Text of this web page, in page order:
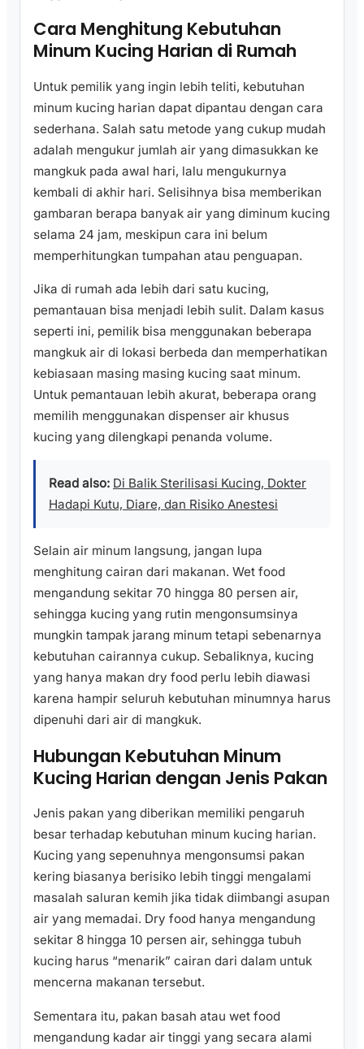
Cara Menghitung Kebutuhan
Minum Kucing Harian di Rumah
Untuk pemilik yang ingin lebih teliti, kebutuhan
minum kucing harian dapat dipantau dengan cara
sederhana. Salah satu metode yang cukup mudah
adalah mengukur jumlah air yang dimasukkan ke
mangkuk pada awal hari, lalu mengukurnya
kembali di akhir hari. Selisihnya bisa memberikan
gambaran berapa banyak air yang diminum kucing
selama 24 jam, meskipun cara ini belum
memperhitungkan tumpahan atau penguapan.
Jika di rumah ada lebih dari satu kucing,
pemantauan bisa menjadi lebih sulit. Dalam kasus
seperti ini, pemilik bisa menggunakan beberapa
mangkuk air di lokasi berbeda dan memperhatikan
kebiasaan masing masing kucing saat minum.
Untuk pemantauan lebih akurat, beberapa orang
memilih menggunakan dispenser air khusus
kucing yang dilengkapi penanda volume.
Read also: Di Balik Sterilisasi Kucing, Dokter
Hadapi Kutu, Diare, dan Risiko Anestesi
Selain air minum langsung, jangan lupa
menghitung cairan dari makanan. Wet food
mengandung sekitar 70 hingga 80 persen air,
sehingga kucing yang rutin mengonsumsinya
mungkin tampak jarang minum tetapi sebenarnya
kebutuhan cairannya cukup. Sebaliknya, kucing
yang hanya makan dry food perlu lebih diawasi
karena hampir seluruh kebutuhan minumnya harus
dipenuhi dari air di mangkuk.
Hubungan Kebutuhan Minum
Kucing Harian dengan Jenis Pakan
Jenis pakan yang diberikan memiliki pengaruh
besar terhadap kebutuhan minum kucing harian.
Kucing yang sepenuhnya mengonsumsi pakan
kering biasanya berisiko lebih tinggi mengalami
masalah saluran kemih jika tidak diimbangi asupan
air yang memadai. Dry food hanya mengandung
sekitar 8 hingga 10 persen air, sehingga tubuh
kucing harus “menarik” cairan dari dalam untuk
mencerna makanan tersebut.
Sementara itu, pakan basah atau wet food
mengandung kadar air tinggi yang secara alami